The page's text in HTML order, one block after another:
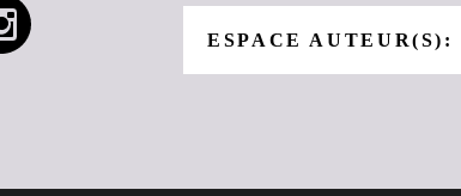
ESPACE AUTEUR(S):